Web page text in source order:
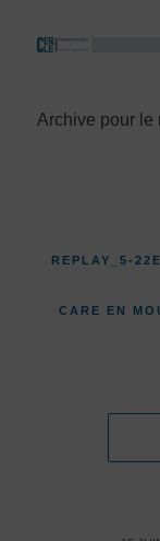
Archive pour le
REPLAY_5-
CARE EN